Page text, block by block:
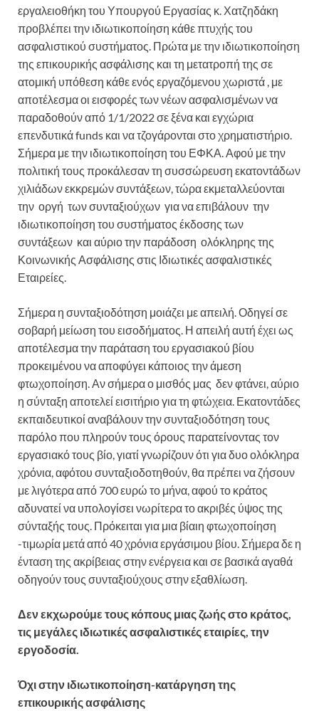
εργαλειοθήκη του Υπουργού Εργασίας κ. Χατζηδάκη
προβλέπει την ιδιωτικοποίηση κάθε πτυχής του
ασφαλιστικού συστήματος. Πρώτα με την ιδιωτικοποίηση
της επικουρικής ασφάλισης και τη μετατροπή της σε
ατομική υπόθεση κάθε ενός εργαζόμενου χωριστά , με
αποτέλεσμα οι εισφορές των νέων ασφαλισμένων να
παραδοθούν από 1/1/2022 σε ξένα και εγχώρια
επενδυτικά funds και να τζογάρονται στο χρηματιστήριο.
Σήμερα με την ιδιωτικοποίηση του ΕΦΚΑ. Αφού με την
πολιτική τους προκάλεσαν τη συσσώρευση εκατοντάδων
χιλιάδων εκκρεμών συντάξεων, τώρα εκμεταλλεύονται
την οργή των συνταξιούχων για να επιβάλουν την
ιδιωτικοποίηση του συστήματος έκδοσης των
συντάξεων και αύριο την παράδοση ολόκληρης της
Κοινωνικής Ασφάλισης στις Ιδιωτικές ασφαλιστικές
Εταιρείες.
Σήμερα η συνταξιοδότηση μοιάζει με απειλή. Οδηγεί σε
σοβαρή μείωση του εισοδήματος. Η απειλή αυτή έχει ως
αποτέλεσμα την παράταση του εργασιακού βίου
προκειμένου να αποφύγει κάποιος την άμεση
φτωχοποίηση. Αν σήμερα ο μισθός μας δεν φτάνει, αύριο
η σύνταξη αποτελεί εισιτήριο για τη φτώχεια. Εκατοντάδες
εκπαιδευτικοί αναβάλουν την συνταξιοδότηση τους
παρόλο που πληρούν τους όρους παρατείνοντας τον
εργασιακό τους βίο, γιατί γνωρίζουν ότι για δυο ολόκληρα
χρόνια, αφότου συνταξιοδοτηθούν, θα πρέπει να ζήσουν
με λιγότερα από 700 ευρώ το μήνα, αφού το κράτος
αδυνατεί να υπολογίσει νωρίτερα το ακριβές ύψος της
σύνταξής τους. Πρόκειται για μια βίαιη φτωχοποίηση
-τιμωρία μετά από 40 χρόνια εργάσιμου βίου. Σήμερα δε η
ένταση της ακρίβειας στην ενέργεια και σε βασικά αγαθά
οδηγούν τους συνταξιούχους στην εξαθλίωση.
Δεν εκχωρούμε τους κόπους μιας ζωής στο κράτος,
τις μεγάλες ιδιωτικές ασφαλιστικές εταιρίες, την
εργοδοσία.
Όχι στην ιδιωτικοποίηση-κατάργηση της
επικουρικής ασφάλισης